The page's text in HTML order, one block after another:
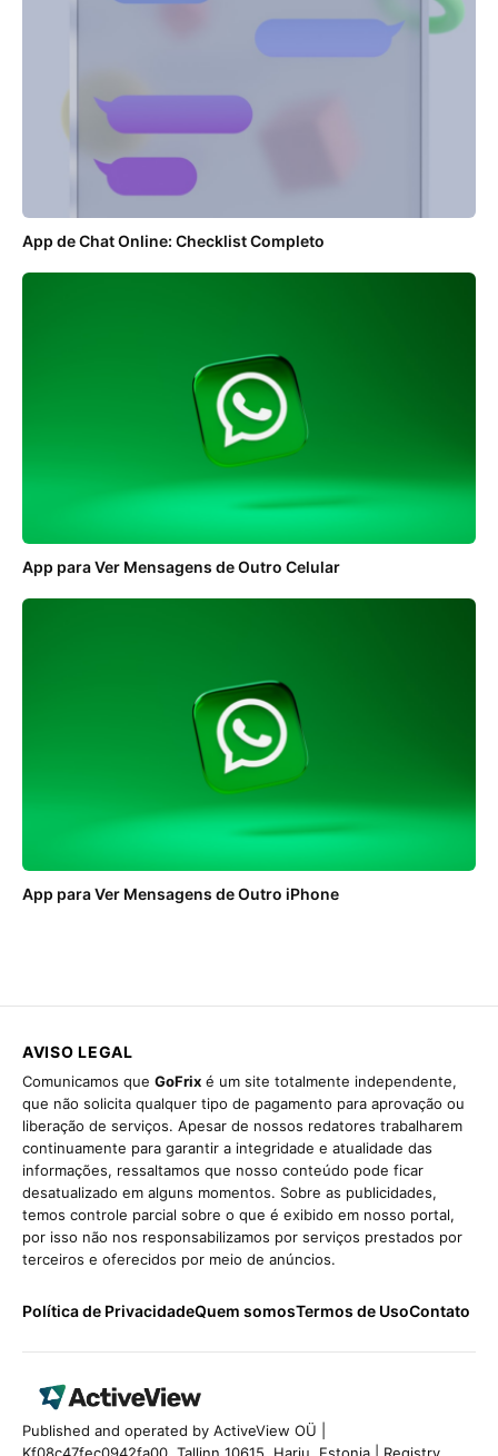
App de Chat Online: Checklist Completo
App para Ver Mensagens de Outro Celular
App para Ver Mensagens de Outro iPhone
AVISO LEGAL
Comunicamos que GoFrix é um site totalmente independente,
que não solicita qualquer tipo de pagamento para aprovação ou
liberação de serviços. Apesar de nossos redatores trabalharem
continuamente para garantir a integridade e atualidade das
informações, ressaltamos que nosso conteúdo pode ficar
desatualizado em alguns momentos. Sobre as publicidades,
temos controle parcial sobre o que é exibido em nosso portal,
por isso não nos responsabilizamos por serviços prestados por
terceiros e oferecidos por meio de anúncios.
Política de PrivacidadeQuem somosTermos de UsoContato
Published and operated by ActiveView OÜ |